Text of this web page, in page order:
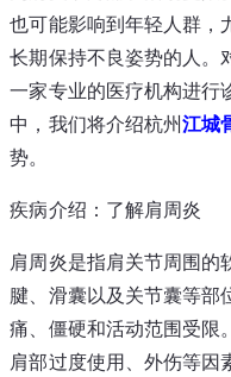
也可能影响到年轻人群，
长期保持不良姿势的人。
一家专业的医疗机构进行
中，我们将介绍杭州江城
势。
疾病介绍：了解肩周炎
肩周炎是指肩关节周围的
腱、滑囊以及关节囊等部
痛、僵硬和活动范围受限
肩部过度使用、外伤等因